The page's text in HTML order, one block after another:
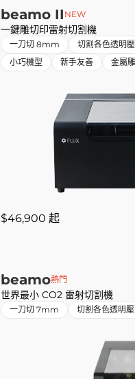
beamo II NEW
一鍵雕切印雷射切割機
一刀切 8mm
切割各色透明
小巧機型
新手友善 金屬
$46,900 起
beamo熱門
世界最小 CO2 雷射切割機
一刀切 7mm 切割各色透明